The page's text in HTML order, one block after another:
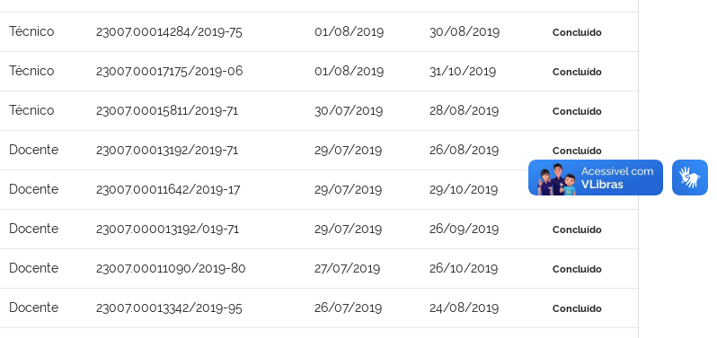
Técnico 23007.00014284/2019-75 01/08/2019 30/08/2019 Concluído
Técnico 23007.00017175/2019-06 01/08/2019 31/10/2019 Concluído
Técnico 23007.00015811/2019-71 30/07/2019 28/08/2019 Concluído
Docente 23007.00013192/2019-71 29/07/2019 26/08/2019 Concluído
Docente 23007.00011642/2019-17 29/07/2019 29/10/2019 Concluído
Docente 23007.000013192/019-71 29/07/2019 26/09/2019 Concluído
Docente 23007.00011090/2019-80 27/07/2019 26/10/2019 Concluído
Docente 23007.00013342/2019-95 26/07/2019 24/08/2019 Concluído